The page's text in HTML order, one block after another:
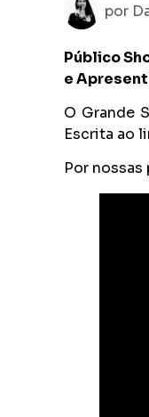
por
Público
e
O Grande
Escrita ao
Por